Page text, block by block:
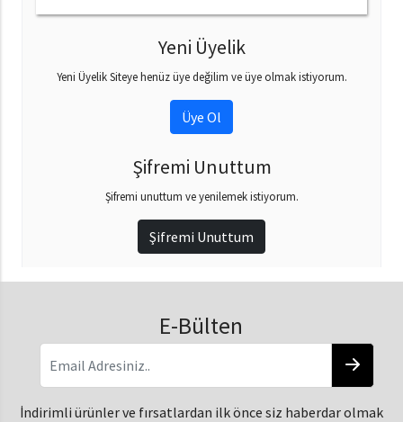
Yeni Üyelik
Yeni Üyelik Siteye henüz üye değilim ve üye olmak istiyorum.
Üye Ol
Şifremi Unuttum
Şifremi unuttum ve yenilemek istiyorum.
Şifremi Unuttum
E-Bülten
İndirimli ürünler ve fırsatlardan ilk önce siz haberdar olmak